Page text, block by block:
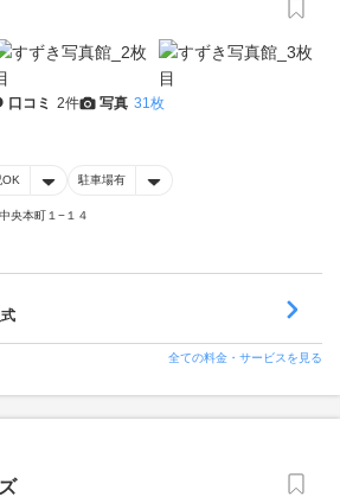
口コミ 2件 写真 31枚
OK 駐車場有
央本町１−１４
全ての料金・サービスを見る